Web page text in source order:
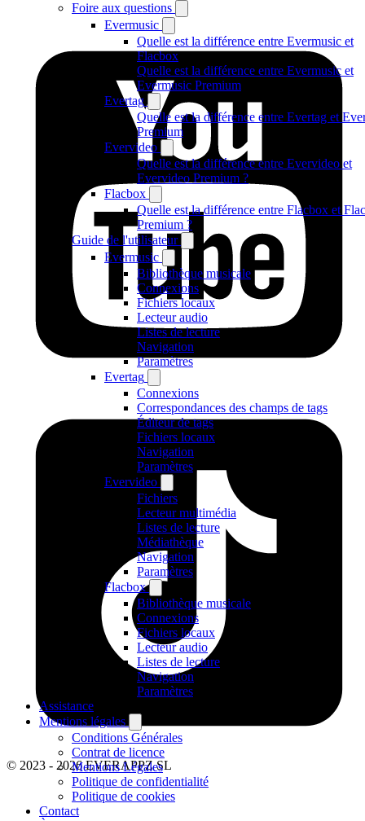
Foire aux questions
Evermusic
Quelle est la différence entre Evermusic et
Flacbox
Quelle est la différence entre Evermusic et
Evermusic Premium
Evertag
Quelle est la différence entre Evertag et
Premium
Evervideo
Quelle est la différence entre Evervideo et
Evervideo Premium ?
Flacbox
Quelle est la différence entre Flacbox et
Premium ?
Guide de l'utilisateur
Evermusic
Bibliothèque musicale
Connexions
Fichiers locaux
Lecteur audio
Listes de lecture
Navigation
Paramètres
Evertag
Connexions
Correspondances des champs de tags
Éditeur de tags
Fichiers locaux
Navigation
Paramètres
Evervideo
Fichiers
Lecteur multimédia
Listes de lecture
Médiathèque
Navigation
Paramètres
Flacbox
Bibliothèque musicale
Connexions
Fichiers locaux
Lecteur audio
Listes de lecture
Navigation
Paramètres
Assistance
Mentions légales
Conditions Générales
Contrat de licence
Mentions Légales
Politique de confidentialité
Politique de cookies
Contact
© 2023 - 2026 EVERAPPZ SL